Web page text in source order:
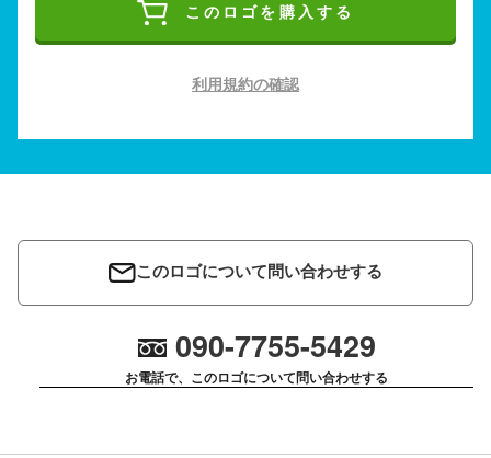
このロゴを購入する
利用規約の確認
このロゴについて問い合わせする
090-7755-5429
お電話で、このロゴについて問い合わせする